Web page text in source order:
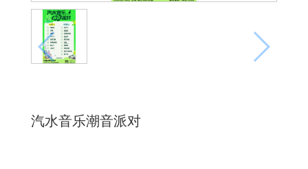
汽水音乐潮音派对